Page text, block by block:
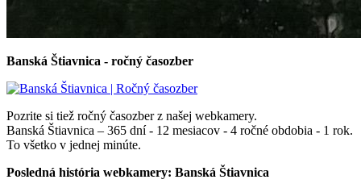
Banská Štiavnica - ročný časozber
Pozrite si tiež ročný časozber z našej webkamery.
Banská Štiavnica – 365 dní - 12 mesiacov - 4 ročné obdobia - 1 rok.
To všetko v jednej minúte.
Posledná história webkamery: Banská Štiavnica